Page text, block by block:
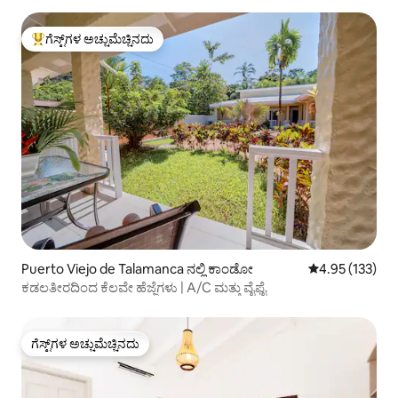
ಗೆಸ್ಟ್‌ಗಳಿಗೆ ಅತಿ ಹೆಚ್ಚು ಅಚ್ಚುಮೆಚ್ಚಿನದು
ಗೆಸ್ಟ್‌ಗಳ ಅಚ್ಚುಮೆಚ್ಚಿನದು
Puerto Viejo de Talamanca ನಲ್ಲಿ ಕಾಂಡೋ 5 ರಲ್ಲಿ 4.95
4.95 (133)
ಕಡಲತೀರದಿಂದ ಕೆಲವೇ ಹೆಜ್ಜೆಗಳು | A/C ಮತ್ತು ವೈಫೈ
ಗೆಸ್ಟ್‌ಗಳ ಅಚ್ಚುಮೆಚ್ಚಿನದು
ಗೆಸ್ಟ್‌ಗಳ ಅಚ್ಚುಮೆಚ್ಚಿನದು